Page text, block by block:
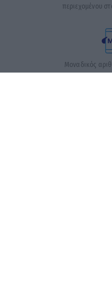
περιεχομένου
Μοναδικός